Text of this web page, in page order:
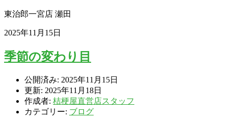
東治郎一宮店 瀬田
2025年11月15日
季節の変わり目
公開済み: 2025年11月15日
更新: 2025年11月18日
作成者: 桔梗屋直営店スタッフ
カテゴリー: ブログ